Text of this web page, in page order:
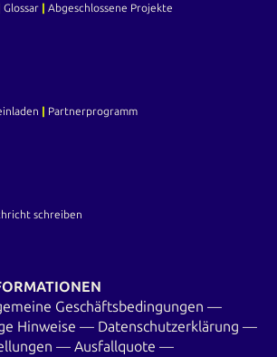
Glossar Abgeschlossene Projekte
Partnerprogramm
schreiben
Geschäftsbedingungen —
Hinweise — Datenschutzerklärung —
— Ausfallquote —